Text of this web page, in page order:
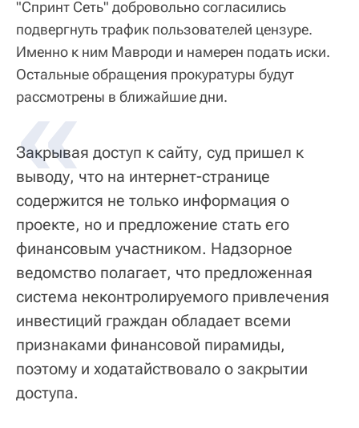
"Спринт Сеть" добровольно согласились
подвергнуть трафик пользователей цензуре.
Именно к ним Мавроди и намерен подать иски.
Остальные обращения прокуратуры будут
рассмотрены в ближайшие дни.
Закрывая доступ к сайту, суд пришел к
выводу, что на интернет-странице
содержится не только информация о
проекте, но и предложение стать его
финансовым участником. Надзорное
ведомство полагает, что предложенная
система неконтролируемого привлечения
инвестиций граждан обладает всеми
признаками финансовой пирамиды,
поэтому и ходатайствовало о закрытии
доступа.